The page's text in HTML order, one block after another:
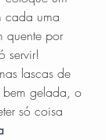
cada uma
quente por
servir!
lascas de
bem gelada, o
só coisa